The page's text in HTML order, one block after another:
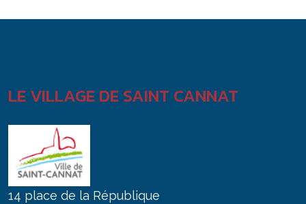
LE VILLAGE DE SAINT CANNAT
14 place de la République